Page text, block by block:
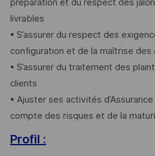
préparation et du respect des
livrables
• S’assurer du respect des
configuration et de la maîtrise des
• S’assurer du traitement des
clients
• Ajuster ses activités
compte des risques et de la
Profil :